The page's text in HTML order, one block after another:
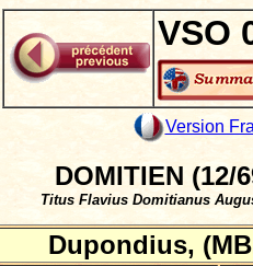
VSO
Version
DOMITIEN (12/
Titus Flavius Domitianus
Dupondius,